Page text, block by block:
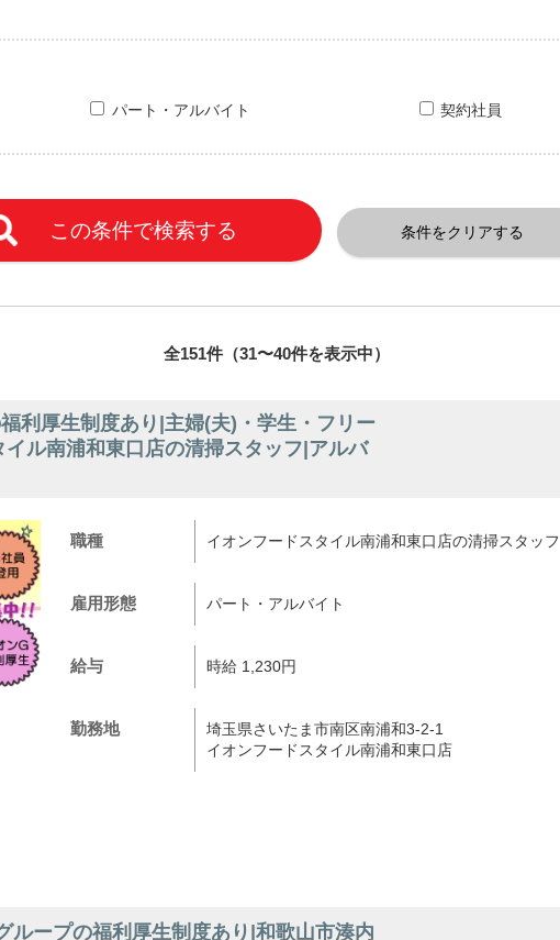
パート・アルバイト 契約社員
全151件（31〜40件を表示中）
利厚生制度あり|主婦(夫)・学生・フリー
ル南浦和東口店の清掃スタッフ|アルバ
職種 イオンフードスタイル南浦和東口店の清掃スタッフ
雇用形態 パート・アルバイト
給与 時給 1,230円
勤務地
埼玉県さいたま市南区南浦和3-2-1
イオンフードスタイル南浦和東口店
ループの福利厚生制度あり|和歌山市湊内